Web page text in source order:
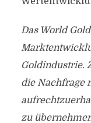
Das World
Goldindustrie.
die Nachfrage
zu